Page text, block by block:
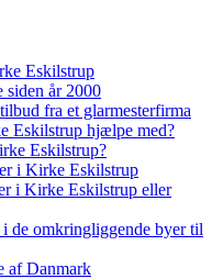
Eskilstrup
siden år 2000
fra et glarmesterfirma
Eskilstrup hjælpe med?
Eskilstrup?
i Kirke Eskilstrup
i Kirke Eskilstrup eller
de omkringliggende byer til
af Danmark